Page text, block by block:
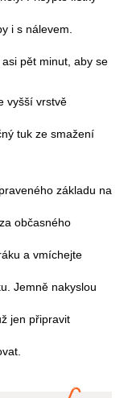
i s nálevem.
pět minut, aby se
vyšší vrstvě
tuk ze smažení
základu na
občasného
a vmíchejte
Jemně nakyslou
jen připravit